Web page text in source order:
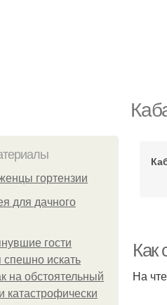
гортензии
для дачного
гости
спешно искать
на обстоятельный
катастрофически
Как
На